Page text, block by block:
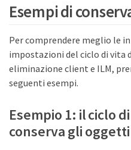
Esempi di
Per comprendere meglio le
impostazioni del ciclo di vita
eliminazione client e ILM,
seguenti esempi.
Esempio 1: il ciclo
conserva gli